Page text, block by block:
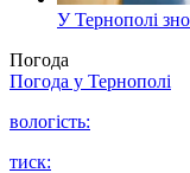
У Тернополі
Погода
Погода у Тернополі
вологість:
тиск: